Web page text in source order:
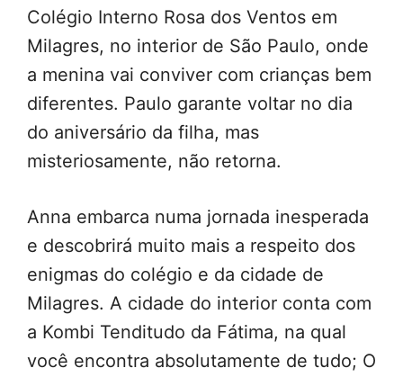
Colégio Interno Rosa dos Ventos em
Milagres, no interior de São Paulo, onde
a menina vai conviver com crianças bem
diferentes. Paulo garante voltar no dia
do aniversário da filha, mas
misteriosamente, não retorna.
Anna embarca numa jornada inesperada
e descobrirá muito mais a respeito dos
enigmas do colégio e da cidade de
Milagres. A cidade do interior conta com
a Kombi Tenditudo da Fátima, na qual
você encontra absolutamente de tudo; O